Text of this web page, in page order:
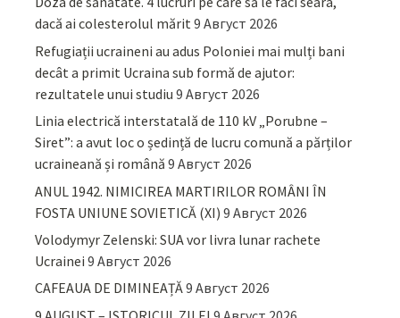
dacă ai colesterolul mărit9 Август 2026
Refugiații ucraineni au adus Poloniei mai mulți bani
decât a primit Ucraina sub formă de ajutor:
rezultatele unui studiu 9 Август 2026
Linia electrică interstatală de 110 kV „Porubne –
Siret”: a avut loc o ședință de lucru comună a părților
ucraineană și română 9 Август 2026
ANUL 1942. NIMICIREA MARTIRILOR ROMÂNI ÎN
FOSTA UNIUNE SOVIETICĂ (XI) 9 Август 2026
Volodymyr Zelenski: SUA vor livra lunar rachete
Ucrainei 9 Август 2026
CAFEAUA DE DIMINEAȚĂ9 Август 2026